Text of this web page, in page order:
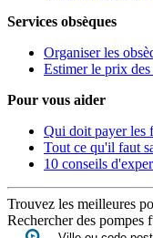
Services obsèques
Organiser les
Estimer le prix des
Pour vous aider
Qui doit payer les
Tout ce qu'il faut
10 conseils
Trouvez les meilleures
Rechercher des pompes